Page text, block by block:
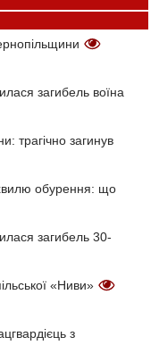
загибель воїна
трагічно загинув
обурення: що
загибель 30-
«Ниви»
з